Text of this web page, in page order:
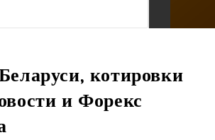
котировки
и Форекс